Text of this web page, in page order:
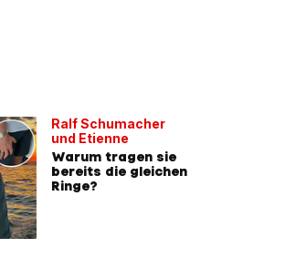
Ralf Schumacher
und Etienne
Warum tragen sie
bereits die gleichen
Ringe?